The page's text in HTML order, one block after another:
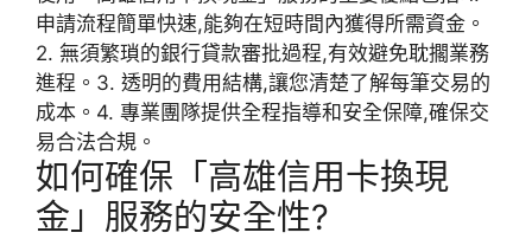
申請流程簡單快速,能夠在短時間內獲得所需資金。
2. 無須繁瑣的銀行貸款審批過程,有效避免耽擱業務
進程。3. 透明的費用結構,讓您清楚了解每筆交易的
成本。4. 專業團隊提供全程指導和安全保障,確保交
易合法合規。
如何確保「高雄信用卡換現
金」服務的安全性?